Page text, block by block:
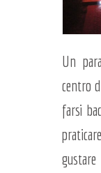
Un
centro
farsi